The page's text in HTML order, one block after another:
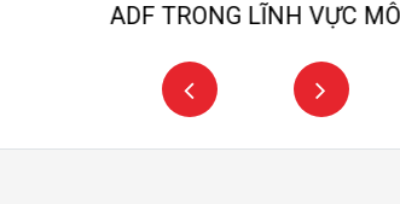
ADF TRONG LĨNH VỰC MÔI